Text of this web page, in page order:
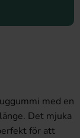
med en
Det mjuka
för att